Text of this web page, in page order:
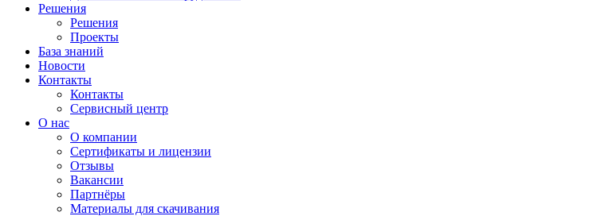
Решения
Решения
Проекты
База знаний
Новости
Контакты
Контакты
Сервисный центр
О нас
О компании
Сертификаты и лицензии
Отзывы
Вакансии
Партнёры
Материалы для скачивания